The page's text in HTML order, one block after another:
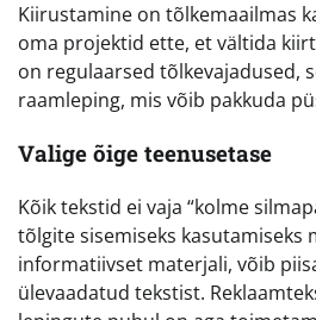
Kiirustamine on tõlkemaailmas
oma projektid ette, et vältida
on regulaarsed tõlkevajadused,
raamleping, mis võib pakkuda
Valige õige teenusetase
Kõik tekstid ei vaja “kolme
tõlgite sisemiseks kasutamiseks
informatiivset materjali, võib
ülevaadatud tekstist.